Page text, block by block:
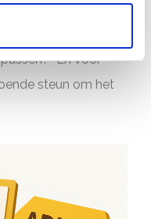
acties je morgen
“Lukt het je om
En voor
steun om het